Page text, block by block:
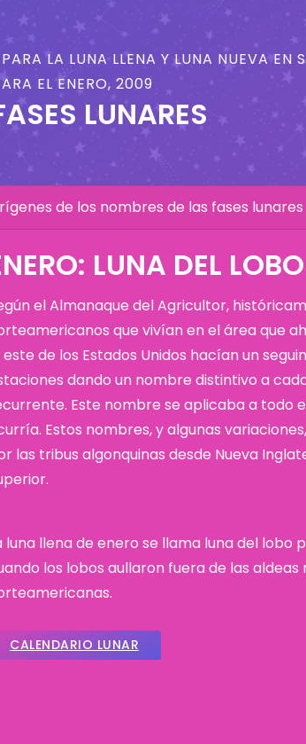
LA LUNA LLENA Y LUNA NUEVA EN
EL ENERO, 2009
LUNARES
de los nombres de las fases lunares
LUNA DEL LOBO
el Almanaque del Agricultor,
que vivían en el área que
este de los Estados Unidos hacían un
dando un nombre distintivo a
Este nombre se aplicaba a todo
Estos nombres, y algunas
las tribus algonquinas desde Nueva
luna llena de enero se llama luna del lobo
los lobos aullaron fuera de las aldeas
CALENDARIO LUNAR